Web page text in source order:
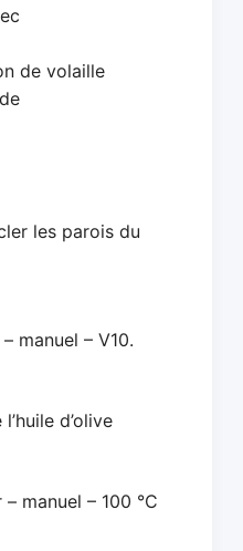
de volaille
les parois du
manuel – V10.
d’olive
manuel – 100 °C